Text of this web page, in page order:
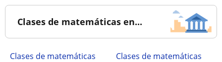
Clases de matemáticas en...
Clases de matemáticas
Clases de matemáticas